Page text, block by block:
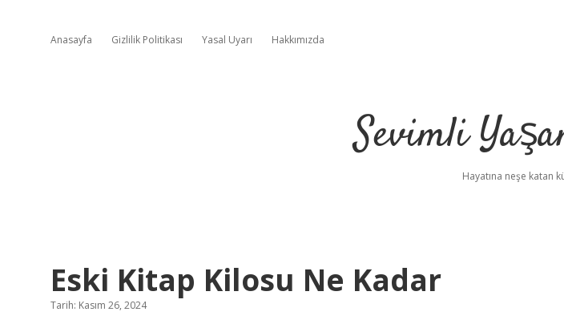
Anasayfa Gizlilik Politikası Yasal Uyarı Hakkımızda
Sevimli
Hayatına neşe katan
Eski Kitap Kilosu Ne Kadar
Tarih: Kasım 26, 2024